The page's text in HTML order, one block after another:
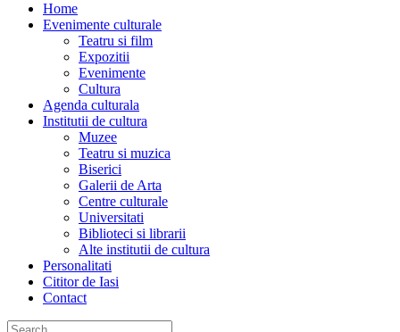
Home
Evenimente culturale
Teatru si film
Expozitii
Evenimente
Cultura
Agenda culturala
Institutii de cultura
Muzee
Teatru si muzica
Biserici
Galerii de Arta
Centre culturale
Universitati
Biblioteci si librarii
Alte institutii de cultura
Personalitati
Cititor de Iasi
Contact